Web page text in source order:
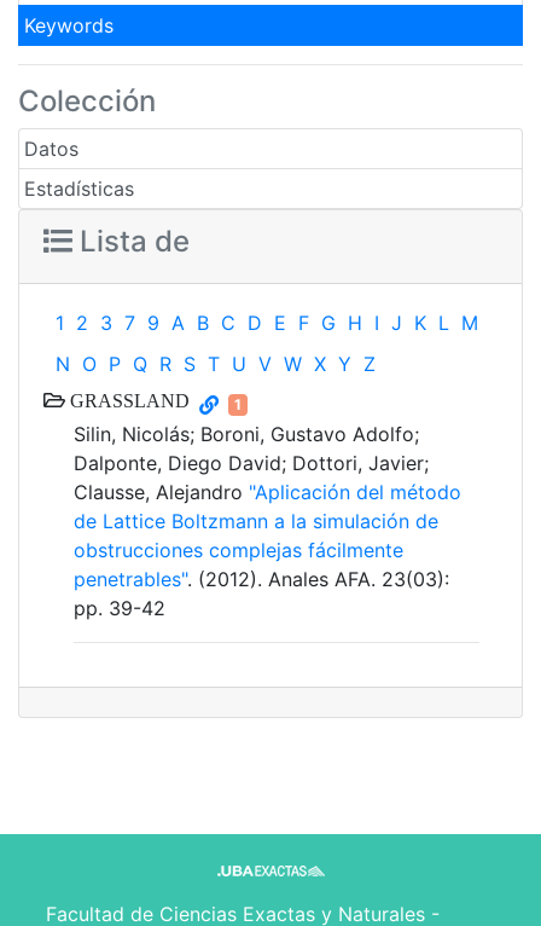
Keywords
Colección
Datos
Estadísticas
Lista de
1 2 3 7 9 A B C D E F G H I J K L M
N O P Q R S T U V W X Y Z
GRASSLAND 1
Silin, Nicolás; Boroni, Gustavo Adolfo;
Dalponte, Diego David; Dottori, Javier;
Clausse, Alejandro "Aplicación del método
de Lattice Boltzmann a la simulación de
obstrucciones complejas fácilmente
penetrables". (2012). Anales AFA. 23(03):
pp. 39-42
Facultad de Ciencias Exactas y Naturales -